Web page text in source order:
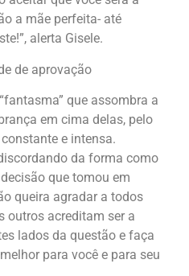
a mãe perfeita- até
alerta Gisele.
de aprovação
que assombra a
em cima delas, pelo
e intensa.
da forma como
que tomou em
queira agradar a todos
outros acreditam ser a
lados da questão e faça
para você e para seu